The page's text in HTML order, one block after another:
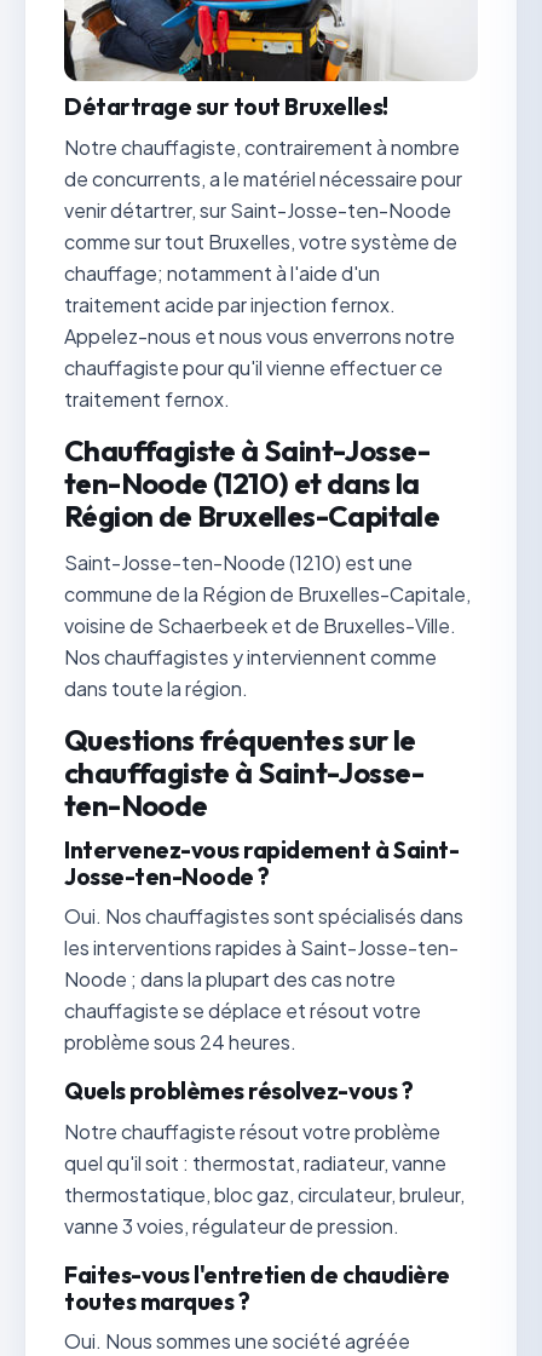
Détartrage sur tout Bruxelles!
Notre chauffagiste, contrairement à nombre
de concurrents, a le matériel nécessaire pour
venir détartrer, sur Saint-Josse-ten-Noode
comme sur tout Bruxelles, votre système de
chauffage; notamment à l'aide d'un
traitement acide par injection fernox.
Appelez-nous et nous vous enverrons notre
chauffagiste pour qu'il vienne effectuer ce
traitement fernox.
Chauffagiste à Saint-Josse-
ten-Noode (1210) et dans la
Région de Bruxelles-Capitale
Saint-Josse-ten-Noode (1210) est une
commune de la Région de Bruxelles-Capitale,
voisine de Schaerbeek et de Bruxelles-Ville.
Nos chauffagistes y interviennent comme
dans toute la région.
Questions fréquentes sur le
chauffagiste à Saint-Josse-
ten-Noode
Intervenez-vous rapidement à Saint-
Josse-ten-Noode ?
Oui. Nos chauffagistes sont spécialisés dans
les interventions rapides à Saint-Josse-ten-
Noode ; dans la plupart des cas notre
chauffagiste se déplace et résout votre
problème sous 24 heures.
Quels problèmes résolvez-vous ?
Notre chauffagiste résout votre problème
quel qu'il soit : thermostat, radiateur, vanne
thermostatique, bloc gaz, circulateur, bruleur,
vanne 3 voies, régulateur de pression.
Faites-vous l'entretien de chaudière
toutes marques ?
Oui. Nous sommes une société agréée